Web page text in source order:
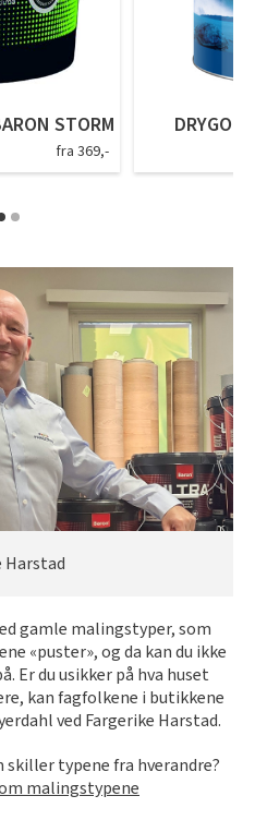
STORM
fra 369,-
Harstad
gamle malingstyper, som
«puster», og da kan du ikke
Er du usikker på hva huset
kan fagfolkene i butikkene
ved Fargerike Harstad.
skiller typene fra hverandre?
malingstypene